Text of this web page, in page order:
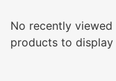
No recently viewed
products to display